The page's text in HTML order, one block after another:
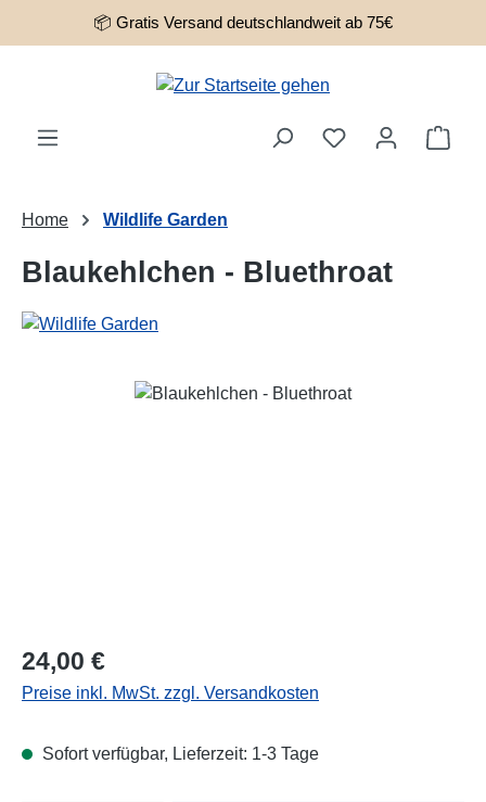
Zum Hauptinhalt springen
📦 Gratis Versand deutschlandweit ab 75€
Home Wildlife Garden
Blaukehlchen - Bluethroat
Bildergalerie überspringen
Regulärer Preis:
24,00 €
Preise inkl. MwSt. zzgl. Versandkosten
Sofort verfügbar, Lieferzeit: 1-3 Tage